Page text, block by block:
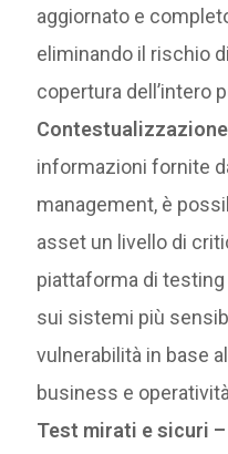
aggiornato e
eliminando il rischio di
copertura dell’intero
informazioni fornite
management, è
asset un livello di
piattaforma di
sui sistemi più
vulnerabilità in base
business e
Test mirati e sicuri –